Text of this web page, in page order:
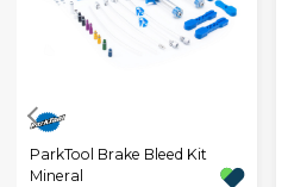
ParkTool Brake Bleed Kit
Mineral